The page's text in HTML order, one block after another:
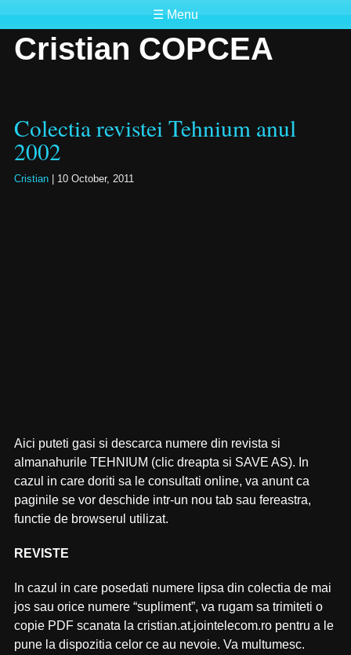
☰ Menu
Cristian COPCEA
Colectia revistei Tehnium anul
2002
Cristian 10 October, 2011
Aici puteti gasi si descarca numere din revista si
almanahurile TEHNIUM (clic dreapta si SAVE AS). In
cazul in care doriti sa le consultati online, va anunt ca
paginile se vor deschide intr-un nou tab sau fereastra,
functie de browserul utilizat.
REVISTE
In cazul in care posedati numere lipsa din colectia de mai
jos sau orice numere “supliment”, va rugam sa trimiteti o
copie PDF scanata la cristian.at.jointelecom.ro pentru a le
pune la dispozitia celor ce au nevoie. Va multumesc.